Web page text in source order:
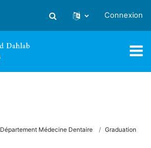
Activer/désactiver la saisie
Connexion
Département Médecine Dentaire
Graduation